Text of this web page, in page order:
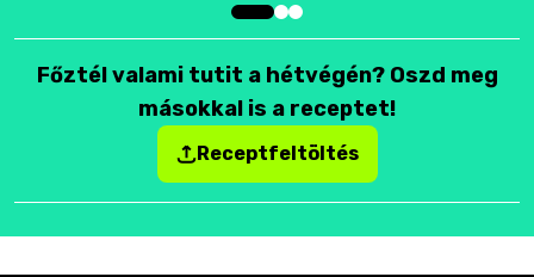
Főztél valami tutit a hétvégén? Oszd meg
másokkal is a receptet!
Receptfeltöltés